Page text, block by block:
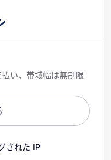
い、帯域幅は無制限
された IP